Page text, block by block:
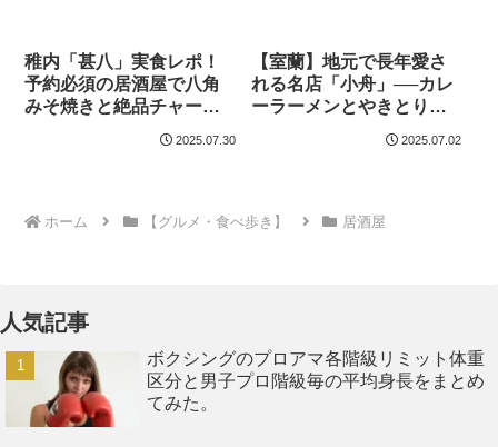
稚内「甚八」実食レポ！
予約必須の居酒屋で八角
みそ焼きと絶品チャーハ
2025.07.30
【室蘭】地元で長年愛さ
れる名店「小舟」──カレ
ーラーメンとやきとり丼
2025.07.02
ホーム 【グルメ・食べ歩き】 居酒屋
人気記事
ボクシングのプロアマ各階級リミット体重
区分と男子プロ階級毎の平均身長をまとめ
てみた。